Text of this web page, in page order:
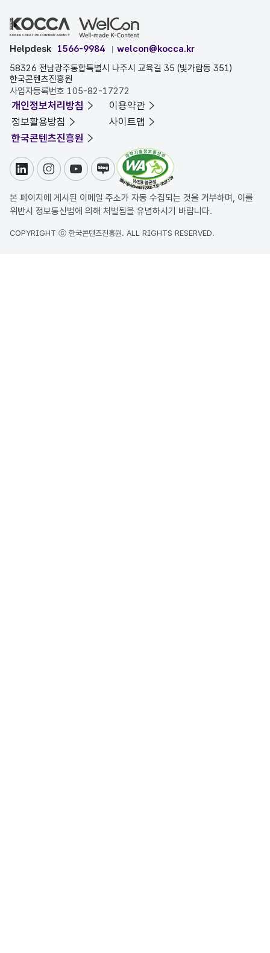
Helpdesk 1566-9984
welcon@kocca.kr
58326 전남광주통합특별시 나주시 교육길 35 (빛가람동 351)
한국콘텐츠진흥원
사업자등록번호 105-82-17272
개인정보처리방침
이용약관
정보활용방침
사이트맵
한국콘텐츠진흥원
링크드인인스타그램
유튜브블로그
본 페이지에 게시된 이메일 주소가 자동 수집되는 것을 거부하며, 이를
위반시 정보통신법에 의해 처벌됨을 유념하시기 바랍니다.
COPYRIGHT ⓒ 한국콘텐츠진흥원. ALL RIGHTS RESERVED.